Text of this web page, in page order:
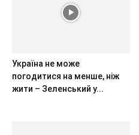
Україна не може
погодитися на менше, ніж
жити – Зеленський у...